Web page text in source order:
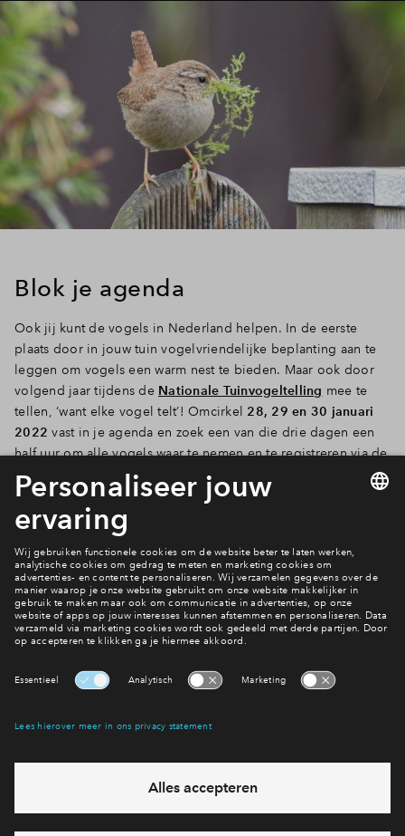
Blok je agenda
Ook jij kunt de vogels in Nederland helpen. In de eerste
plaats door in jouw tuin vogelvriendelijke beplanting aan te
leggen om vogels een warm nest te bieden. Maar ook door
volgend jaar tijdens de Nationale Tuinvogeltelling mee te
tellen, ‘want elke vogel telt’! Omcirkel 28, 29 en 30 januari
2022 vast in je agenda en zoek een van die drie dagen een
half uur om alle vogels waar te nemen en te registreren via de
webapp. De
Nationale Vogelbescherming
vertelt je precies
hoe het werkt.
Nieuws
Hiermee blijf je op de hoogte van het belangrijkste nieuws en
Ja, ik wil mij aanmelden
Heb je een vraag en wil je direct antwoord? Bel ons op088